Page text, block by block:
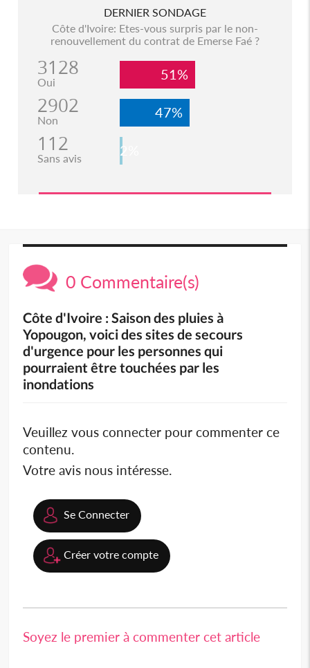
DERNIER SONDAGE
Côte d'Ivoire: Etes-vous surpris par le non-
renouvellement du contrat de Emerse Faé ?
3128
Oui 51%
2902
Non 47%
112
Sans avis 2%
0 Commentaire(s)
Côte d'Ivoire : Saison des pluies à
Yopougon, voici des sites de secours
d'urgence pour les personnes qui
pourraient être touchées par les
inondations
Veuillez vous connecter pour commenter ce
contenu.
Votre avis nous intéresse.
Se Connecter
Créer votre compte
Soyez le premier à commenter cet article